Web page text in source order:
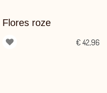
Flores roze
€ 42,96